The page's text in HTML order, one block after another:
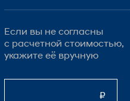
Если вы не согласны
с расчетной стоимостью,
укажите её вручную
₽